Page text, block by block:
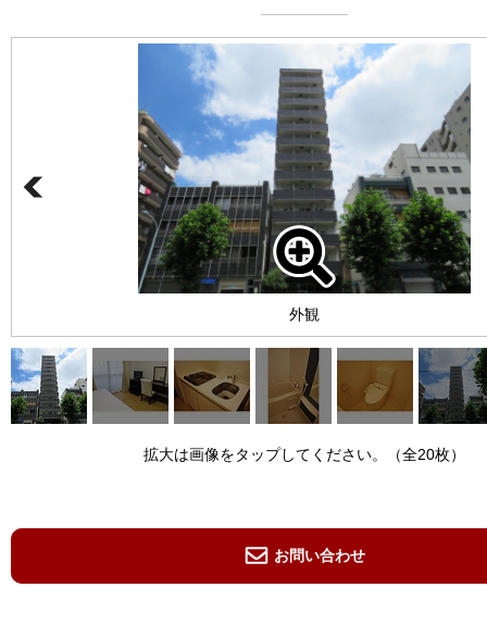
外観
拡大は画像をタップしてください。（全20枚）
お問い合わせ